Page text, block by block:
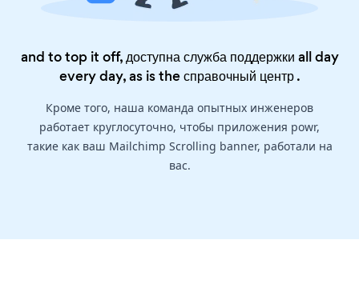
and to top it off, доступна служба поддержки all day
every day, as is theсправочный центр.
Кроме того, наша команда опытных инженеров
работает круглосуточно, чтобы приложения powr,
такие как ваш Mailchimp Scrolling banner, работали на
вас.